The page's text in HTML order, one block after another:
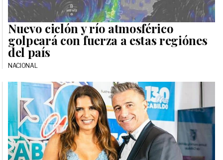
Nuevo ciclón y río atmosférico
golpeará con fuerza a estas regiónes
del país
NACIONAL